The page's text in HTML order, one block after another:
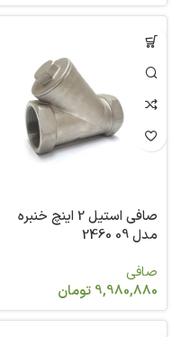
صافی استیل 2 اینچ خنبره
مدل 09 2460
صافی
9,980,880 تومان